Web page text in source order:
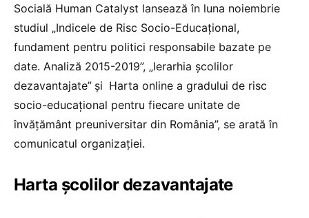
Socială Human Catalyst lansează în luna noiembrie
studiul „Indicele de Risc Socio-Educațional,
fundament pentru politici responsabile bazate pe
date. Analiză 2015-2019”, „Ierarhia școlilor
dezavantajate” și Harta online a gradului de risc
socio-educațional pentru fiecare unitate de
învățământ preuniversitar din România”, se arată în
comunicatul organizației.
Harta școlilor dezavantajate